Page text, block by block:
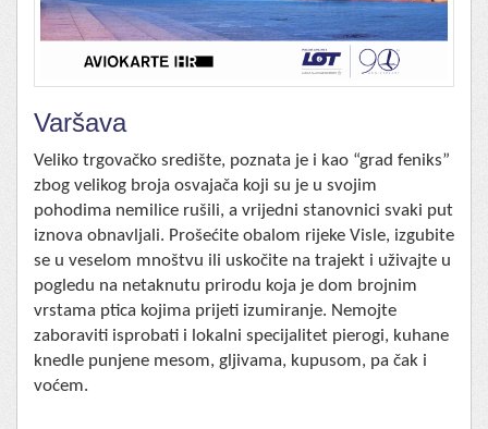
Varšava
Veliko trgovačko središte, poznata je i kao “grad feniks”
zbog velikog broja osvajača koji su je u svojim
pohodima nemilice rušili, a vrijedni stanovnici svaki put
iznova obnavljali. Prošećite obalom rijeke Visle, izgubite
se u veselom mnoštvu ili uskočite na trajekt i uživajte u
pogledu na netaknutu prirodu koja je dom brojnim
vrstama ptica kojima prijeti izumiranje. Nemojte
zaboraviti isprobati i lokalni specijalitet pierogi, kuhane
knedle punjene mesom, gljivama, kupusom, pa čak i
voćem.